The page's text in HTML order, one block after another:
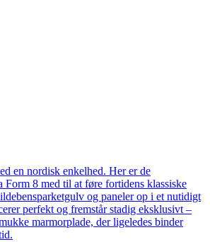
en nordisk enkelhed. Her er de
Form 8 med til at føre fortidens klassiske
og paneler op i et nutidigt
perfekt og fremstår stadig eksklusivt –
marmorplade, der lige­ledes binder